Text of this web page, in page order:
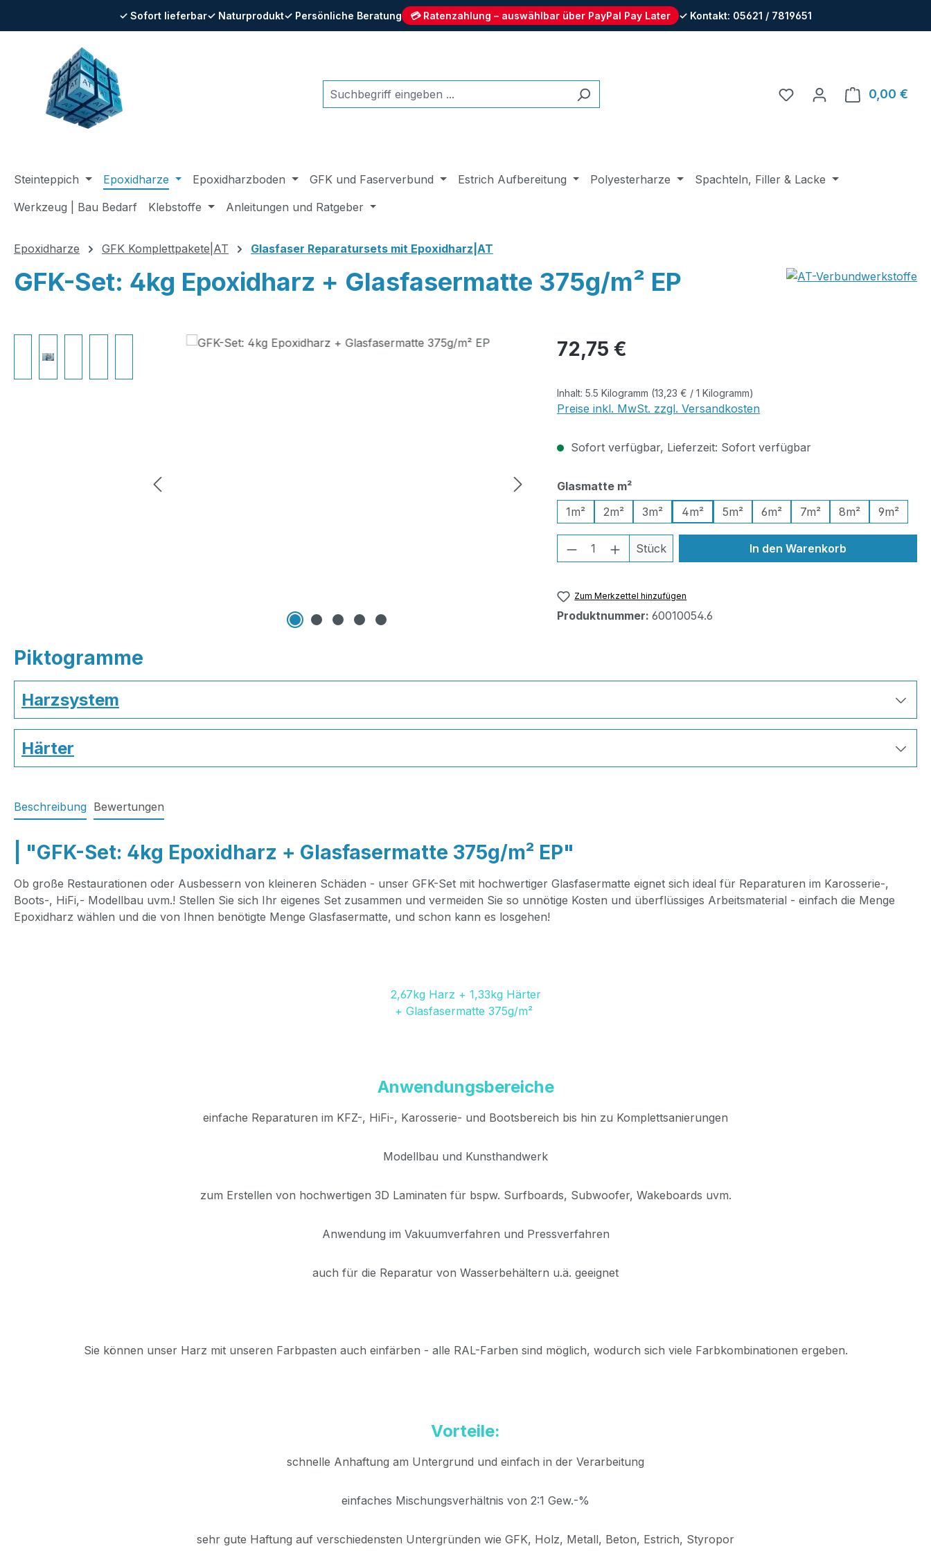
✓ Sofort lieferbar✓ Naturprodukt✓ Persönliche Beratung 💳 Ratenzahlung – auswählbar über PayPal Pay Later ✓ Kontakt: 05621 / 7819651
Hauptinhalt springen
Zur Suche springen
Zur Hauptnavigation springen
Du hast 0 Produkte auf
0,00 €
Steinteppich Epoxidharze Epoxidharzboden GFK und Faserverbund Estrich Aufbereitung Polyesterharze
Spachteln, Filler & Lacke
Werkzeug | Bau Bedarf
Klebstoffe Anleitungen und Ratgeber
Epoxidharze GFK Komplettpakete|AT Glasfaser Reparatursets mit Epoxidharz|AT
GFK-Set: 4kg Epoxidharz + Glasfasermatte 375g/m² EP
Regulärer Preis:
72,75 €
Inhalt: 5.5 Kilogramm (13,23 € / 1 Kilogramm)
Preise inkl. MwSt. zzgl. Versandkosten
Sofort verfügbar, Lieferzeit: Sofort verfügbar
Glasmatte m²auswählen
1m²
2m² 3m² 4m² 5m² 6m² 7m² 8m² 9m²
Produkt Anzahl: Gib den gewünschten Wert
Stück In den Warenkorb
Zum Merkzettel hinzufügen
Produktnummer: 60010054.6
Piktogramme
Harzsystem
Härter
Beschreibung Bewertungen
| "GFK-Set: 4kg Epoxidharz + Glasfasermatte 375g/m² EP"
Ob große Restaurationen oder Ausbessern von kleineren Schäden - unser GFK-Set mit hochwertiger Glasfasermatte eignet sich ideal für Reparaturen im Karosserie-,
Boots-, HiFi,- Modellbau uvm.! Stellen Sie sich Ihr eigenes Set zusammen und vermeiden Sie so unnötige Kosten und überflüssiges Arbeitsmaterial - einfach die Menge
Epoxidharz wählen und die von Ihnen benötigte Menge Glasfasermatte, und schon kann es losgehen!
2,67kg Harz + 1,33kg Härter
+ Glasfasermatte 375g/m²
Anwendungsbereiche
einfache Reparaturen im KFZ-, HiFi-, Karosserie- und Bootsbereich bis hin zu Komplettsanierungen
Modellbau und Kunsthandwerk
zum Erstellen von hochwertigen 3D Laminaten für bspw. Surfboards, Subwoofer, Wakeboards uvm.
Anwendung im Vakuumverfahren und Pressverfahren
auch für die Reparatur von Wasserbehältern u.ä. geeignet
Sie können unser Harz mit unseren Farbpasten auch einfärben - alle RAL-Farben sind möglich, wodurch sich viele Farbkombinationen ergeben.
Vorteile:
schnelle Anhaftung am Untergrund und einfach in der Verarbeitung
einfaches Mischungsverhältnis von 2:1 Gew.-%
sehr gute Haftung auf verschiedensten Untergründen wie GFK, Holz, Metall, Beton, Estrich, Styropor